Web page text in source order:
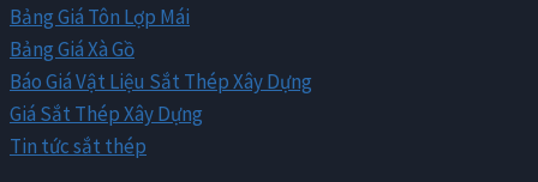
Bảng Giá Tôn Lợp Mái
Bảng Giá Xà Gồ
Báo Giá Vật Liệu Sắt Thép Xây Dựng
Giá Sắt Thép Xây Dựng
Tin tức sắt thép